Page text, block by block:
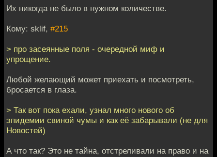
Их никогда не было в нужном количестве.
Кому: sklif, #215
> про засеянные поля - очередной миф и
упрощение.
Любой желающий может приехать и посмотреть,
бросается в глаза.
> Так вот пока ехали, узнал много нового об
эпидемии свиной чумы и как её забарывали (не для
Новостей)
А что так? Это не тайна, отстреливали на право и на